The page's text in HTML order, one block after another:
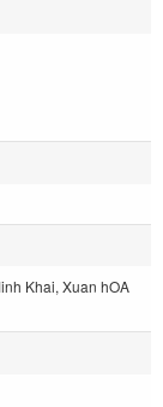
Khai, Xuan hOA